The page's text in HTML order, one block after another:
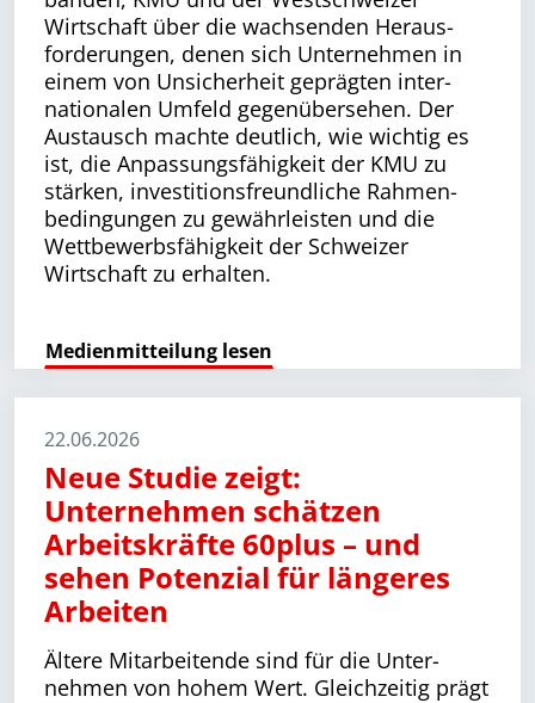
Wirtschaft über die wachsenden Heraus­
forderungen, denen sich Unternehmen in
einem von Unsicherheit geprägten inter­
nationalen Umfeld gegenübersehen. Der
Austausch machte deutlich, wie wichtig es
ist, die Anpassungsfähigkeit der KMU zu
stärken, investitionsfreundliche Rahmen­
bedingungen zu gewährleisten und die
Wettbewerbsfähigkeit der Schweizer
Wirtschaft zu erhalten.
Medienmitteilung lesen
22.06.2026
Neue Studie zeigt:
Unternehmen schätzen
Arbeitskräfte 60plus – und
sehen Potenzial für längeres
Arbeiten
Ältere Mitarbeitende sind für die Unter­
nehmen von hohem Wert. Gleichzeitig prägt